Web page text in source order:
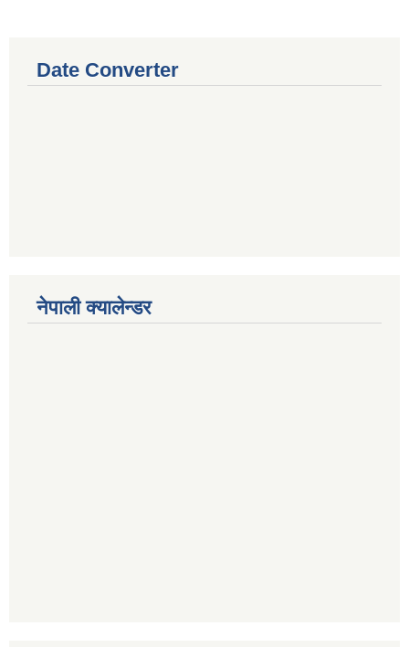
Date Converter
नेपाली क्यालेन्डर